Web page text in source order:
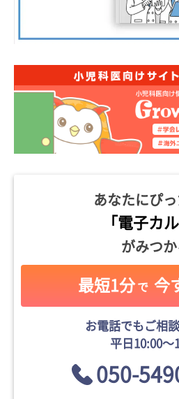
あなたにぴ
「電子カル
がみつか
最短1分 で 今
お電話でもご相
平日10:00〜
050-